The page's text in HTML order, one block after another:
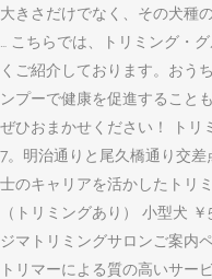
大きさだけでなく、その犬種
… こちらでは、トリミング・
くご紹介しております。おう
ンプーで健康を促進すること
ぜひおまかせください！ トリ
7。明治通りと尾久橋通り交
士のキャリアを活かしたトリ
（トリミングあり） 小型犬
ジマトリミングサロンご案内
トリマーによる質の高いサー